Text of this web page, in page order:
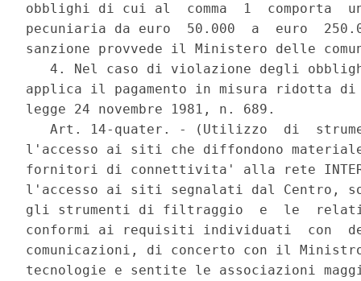
obblighi di cui al  comma  1  comporta
pecuniaria da euro  50.000  a  euro
sanzione provvede il Ministero delle
4. Nel caso di violazione degli
applica il pagamento in misura ridotta
legge 24 novembre 1981, n. 689.
Art. 14-quater. - (Utilizzo  di
l'accesso ai siti che diffondono
fornitori di connettivita' alla rete
l'accesso ai siti segnalati dal Centro,
gli strumenti di filtraggio  e  le
conformi ai requisiti individuati  con
comunicazioni, di concerto con il
tecnologie e sentite le associazioni